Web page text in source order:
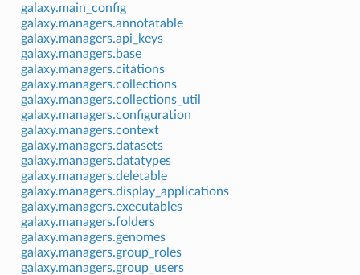
galaxy.main_config
galaxy.managers.annotatable
galaxy.managers.api_keys
galaxy.managers.base
galaxy.managers.citations
galaxy.managers.collections
galaxy.managers.collections_util
galaxy.managers.configuration
galaxy.managers.context
galaxy.managers.datasets
galaxy.managers.datatypes
galaxy.managers.deletable
galaxy.managers.display_applications
galaxy.managers.executables
galaxy.managers.folders
galaxy.managers.genomes
galaxy.managers.group_roles
galaxy.managers.group_users